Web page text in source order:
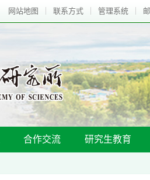
网站地图 联系方式 管理系统
合作交流 研究生教育